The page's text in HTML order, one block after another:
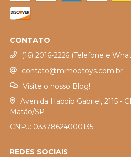
CONTATO
(16) 2016-2226 (Telefone e
contato@mimootoys.com.br
Visite o nosso Blog!
Avenida Habbib Gabriel, 2115 -
Matão/SP
CNPJ: 03378624000135
REDES SOCIAIS